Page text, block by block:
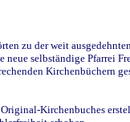
zu der weit
selbständige Pfarrei
Kirchenbüchern
Kirchenbuches